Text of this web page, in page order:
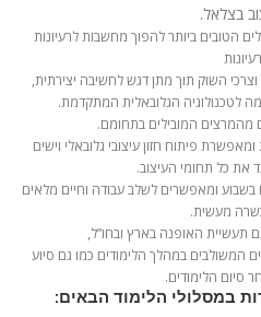
בצלאל.
הטובים ביותר להפוך מחשבות לרעיונות
השוק תוך מתן דגש לחשיבה יצירתית,
לטכנולוגיה הגלובאלית המתקדמת.
מהמרצים המובילים בתחומם.
פיתוח חזון עיצובי גלובאלי וישים
את כל תחומי העיצוב.
בשבוע ומאפשרים לשלב עבודה וחיים מלאים
מעשית.
תעשיית האופנה בארץ ובחו”ל,
המשולבים במהלך הלימודים כמו גם סיוע
סיום הלימודים.